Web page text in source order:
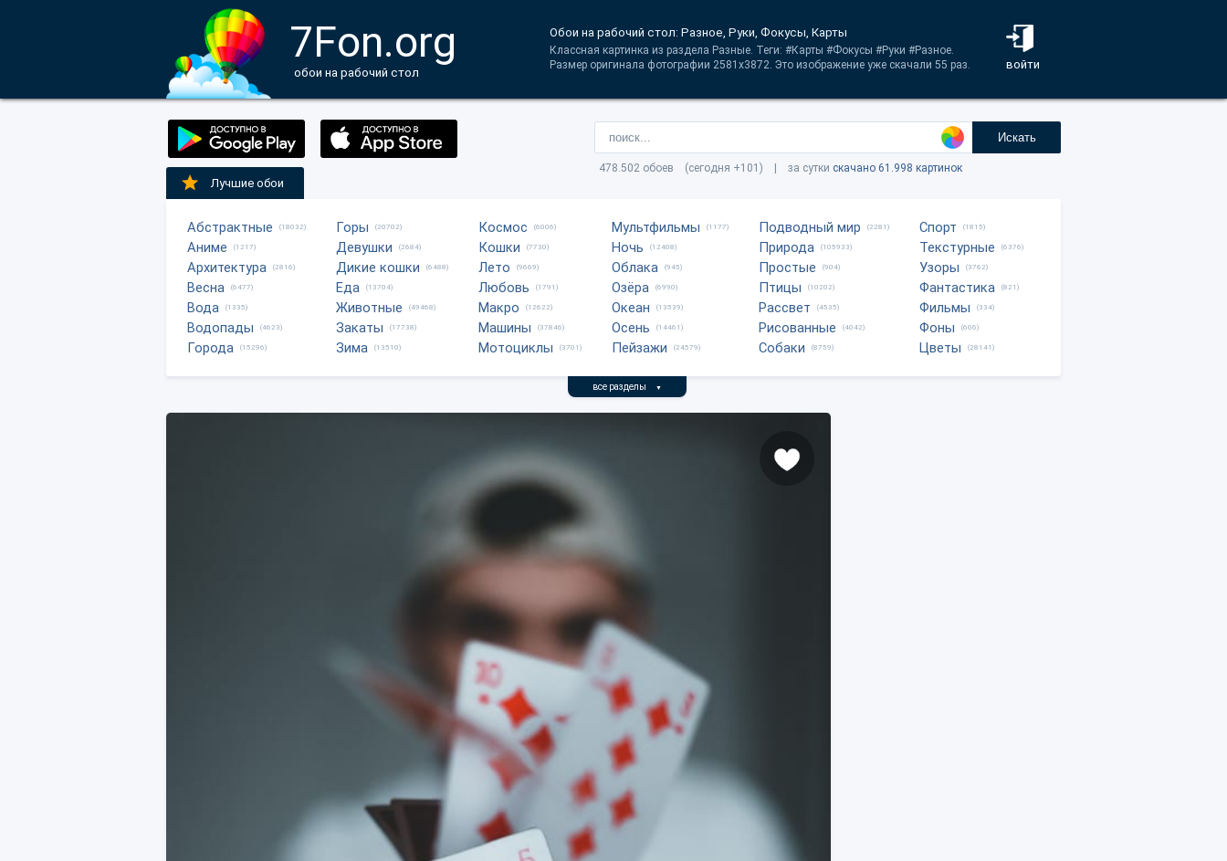
7Fon.org
обои на рабочий стол
войти
Обои на рабочий стол: Разное, Руки, Фокусы, Карты
Классная картинка из раздела Разные. Теги: #Карты #Фокусы #Руки #Разное.
Размер оригинала фотографии 2581x3872. Это изображение уже скачали 55 раз.
Искать
478.502 обоев (сегодня +101) | за сутки скачано 61.998 картинок
Лучшие обои
Абстрактные (18032)
Аниме (1217)
Архитектура (2816)
Весна (6477)
Вода (1335)
Водопады (4623)
Города (15296)
Горы (20702)
Девушки (2684)
Дикие кошки (6488)
Еда (13704)
Животные (49468)
Закаты (17738)
Зима (13510)
Космос (6006)
Кошки (7730)
Лето (9669)
Любовь (1791)
Макро (12622)
Машины (37846)
Мотоциклы (3701)
Мультфильмы (1177)
Ночь (12408)
Облака (945)
Озёра (6990)
Океан (13539)
Осень (14461)
Пейзажи (24579)
Подводный мир (2281)
Природа (105933)
Простые (904)
Птицы (10202)
Рассвет (4535)
Рисованные (4042)
Собаки (8759)
Спорт (1815)
Текстурные (6376)
Узоры (3762)
Фантастика (821)
Фильмы (334)
Фоны (606)
Цветы (28141)
все разделы ▼